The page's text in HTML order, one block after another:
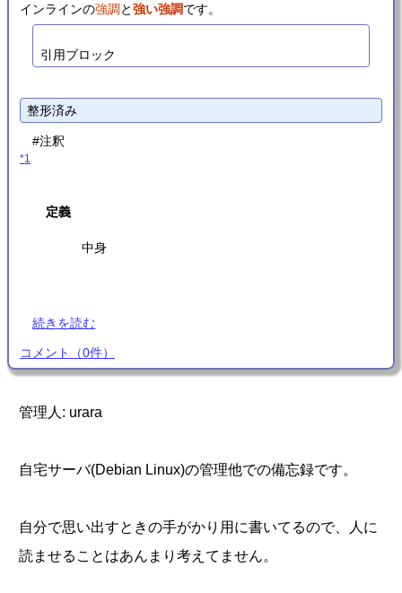
インラインの強調 と強い強調です。
引用ブロック
#注釈
*1
定義
中身
続きを読む
コメント （0件）
管理人: urara
自宅サーバ(Debian Linux)の管理他での備忘録です。
自分で思い出すときの手がかり用に書いてるので、人に
読ませることはあんまり考えてません。